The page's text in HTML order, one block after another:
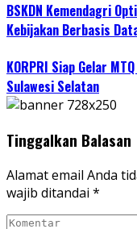
BSKDN Kemendagri
Kebijakan Berbasis
KORPRI Siap Gelar
Sulawesi Selatan
Tinggalkan Balasan
Alamat email Anda
wajib ditandai *